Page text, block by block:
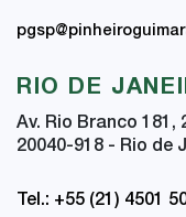
RIO DE
Av. Rio Branco 181,
20040-918 - Rio de
Tel.: +55 (21) 4501